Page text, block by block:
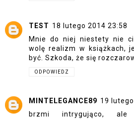
TEST 18 lutego 2014 23:58
Mnie do niej niestety nie
wolę realizm w książkach,
być. Szkoda, że się
ODPOWIEDZ
MINTELEGANCE89 19
brzmi intrygująco, ale